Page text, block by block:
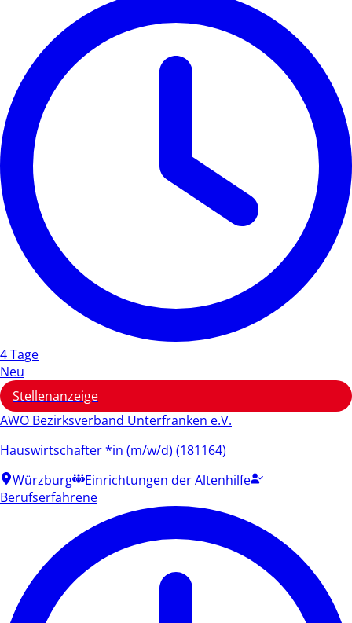
4 Tage
Neu
Stellenanzeige
AWO Bezirksverband Unterfranken e.V.
Hauswirtschafter *in (m/w/d) (181164)
Würzburg
Einrichtungen der Altenhilfe
Berufserfahrene